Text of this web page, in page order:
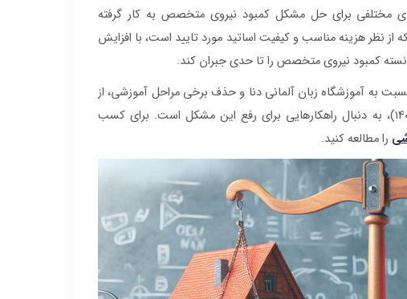
مختلفی برای حل مشکل کمبود نیروی متخصص به کار گرفته
از نظر هزینه مناسب و کیفیت اساتید مورد تایید است، با افزایش
به آموزشگاه زبان آلمانی دنا و حذف برخی مراحل آموزشی، از
جمله آزمون استاندارد (آخرین بررسی در سال ۱۴۰۲)، به‌ دنبال راهکارهایی برای رفع این مشکل است. برای کسب
را مطالعه کنید.